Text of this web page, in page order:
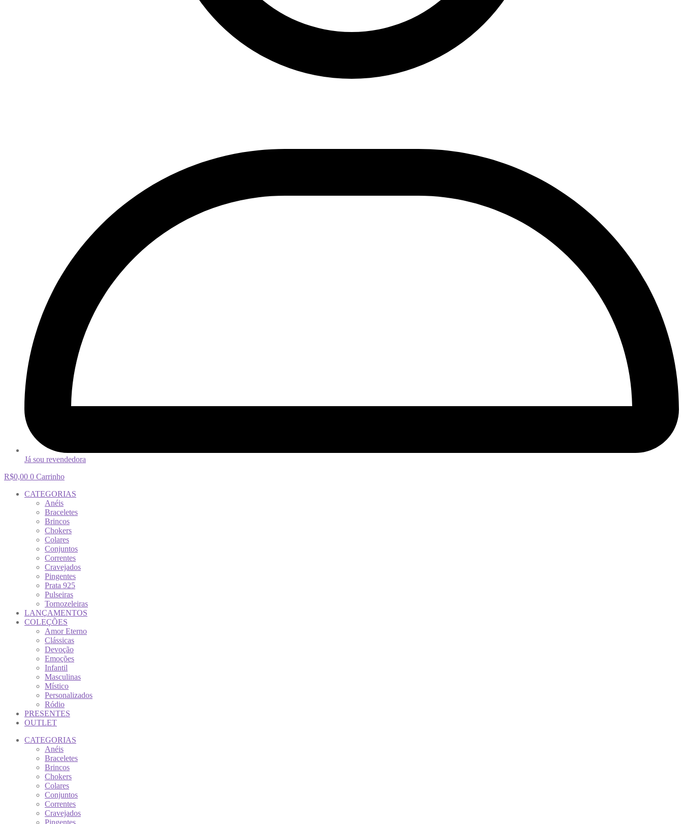
Já sou revendedora
R$0,00 0 Carrinho
CATEGORIAS
Anéis
Braceletes
Brincos
Chokers
Colares
Conjuntos
Correntes
Cravejados
Pingentes
Prata 925
Pulseiras
Tornozeleiras
LANÇAMENTOS
COLEÇÕES
Amor Eterno
Clássicas
Devoção
Emoções
Infantil
Masculinas
Místico
Personalizados
Ródio
PRESENTES
OUTLET
CATEGORIAS
Anéis
Braceletes
Brincos
Chokers
Colares
Conjuntos
Correntes
Cravejados
Pingentes